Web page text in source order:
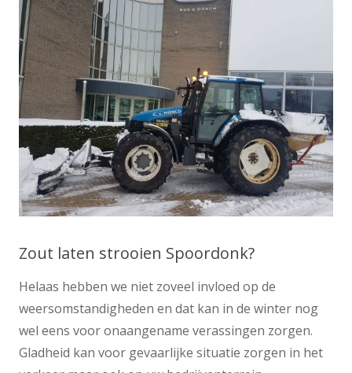
Zout laten strooien Spoordonk?
Helaas hebben we niet zoveel invloed op de
weersomstandigheden en dat kan in de winter nog
wel eens voor onaangename verassingen zorgen.
Gladheid kan voor gevaarlijke situatie zorgen in het